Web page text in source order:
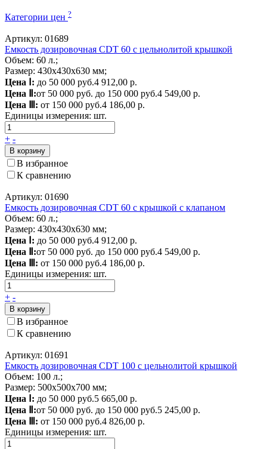
Категории цен ?
Артикул: 01689
Емкость дозировочная CDT 60 с цельнолитой крышкой
Объем: 60 л.;
Размер: 430x430x630 мм;
Цена Ⅰ: до 50 000 руб.4 912,00 р.
Цена Ⅱ:от 50 000 руб. до 150 000 руб.4 549,00 р.
Цена Ⅲ: от 150 000 руб.4 186,00 р.
Единицы измерения: шт.
+ -
В корзину
В избранное
К сравнению
Артикул: 01690
Емкость дозировочная CDT 60 с крышкой с клапаном
Объем: 60 л.;
Размер: 430x430x630 мм;
Цена Ⅰ: до 50 000 руб.4 912,00 р.
Цена Ⅱ:от 50 000 руб. до 150 000 руб.4 549,00 р.
Цена Ⅲ: от 150 000 руб.4 186,00 р.
Единицы измерения: шт.
+ -
В корзину
В избранное
К сравнению
Артикул: 01691
Емкость дозировочная CDT 100 с цельнолитой крышкой
Объем: 100 л.;
Размер: 500x500x700 мм;
Цена Ⅰ: до 50 000 руб.5 665,00 р.
Цена Ⅱ:от 50 000 руб. до 150 000 руб.5 245,00 р.
Цена Ⅲ: от 150 000 руб.4 826,00 р.
Единицы измерения: шт.